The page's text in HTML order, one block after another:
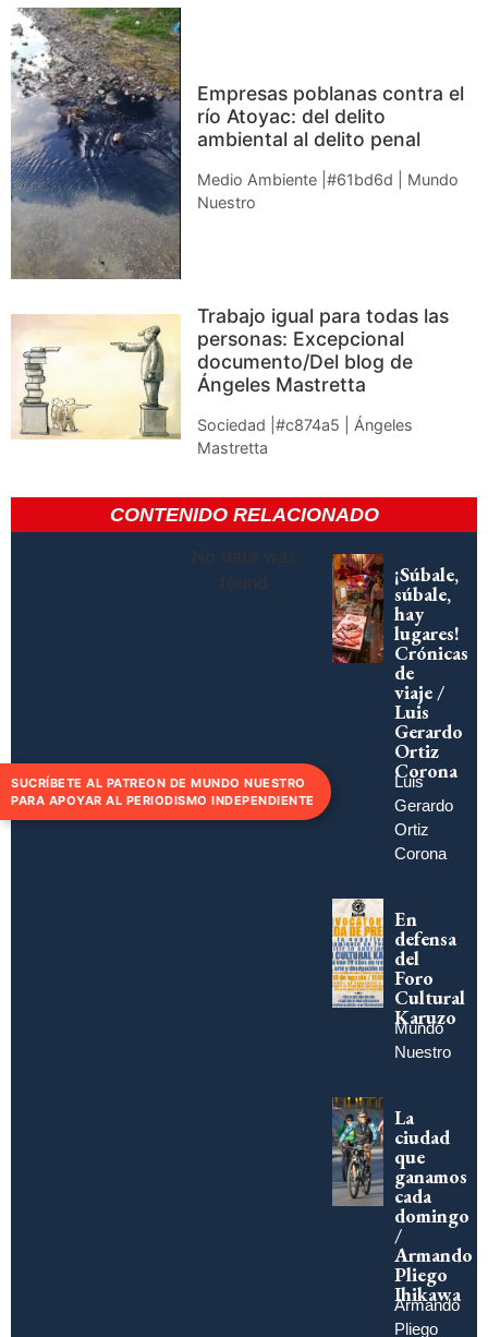
Empresas poblanas contra el
río Atoyac: del delito
ambiental al delito penal
Medio Ambiente |#61bd6d | Mundo
Nuestro
Trabajo igual para todas las
personas: Excepcional
documento/Del blog de
Ángeles Mastretta
Sociedad |#c874a5 | Ángeles
Mastretta
CONTENIDO RELACIONADO
No data was
found
¡Súbale,
súbale,
hay
lugares!
Crónicas
de
viaje /
Luis
Gerardo
Ortiz
Corona
Luis
Gerardo
Ortiz
Corona
En
defensa
del
Foro
Cultural
Karuzo
Mundo
Nuestro
La
ciudad
que
ganamos
cada
domingo
/
Armando
Pliego
Ihikawa
Armando
Pliego
SUCRÍBETE AL PATREON DE MUNDO NUESTRO
PARA APOYAR AL PERIODISMO INDEPENDIENTE